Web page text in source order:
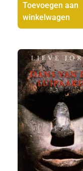
Toevoegen aan
winkelwagen